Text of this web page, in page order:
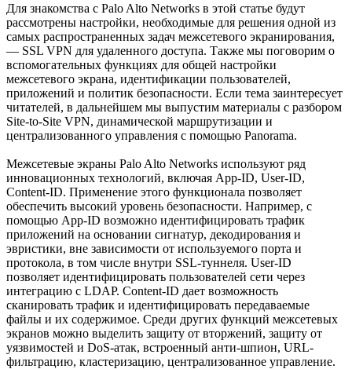
Для знакомства с Palo Alto Networks в этой статье будут
рассмотрены настройки, необходимые для решения одной из
самых распространенных задач межсетевого экранирования,
— SSL VPN для удаленного доступа. Также мы поговорим о
вспомогательных функциях для общей настройки
межсетевого экрана, идентификации пользователей,
приложений и политик безопасности. Если тема заинтересует
читателей, в дальнейшем мы выпустим материалы с разбором
Site-to-Site VPN, динамической маршрутизации и
централизованного управления с помощью Panorama.
Межсетевые экраны Palo Alto Networks используют ряд
инновационных технологий, включая App-ID, User-ID,
Content-ID. Применение этого функционала позволяет
обеспечить высокий уровень безопасности. Например, с
помощью App-ID возможно идентифицировать трафик
приложений на основании сигнатур, декодирования и
эвристики, вне зависимости от используемого порта и
протокола, в том числе внутри SSL-туннеля. User-ID
позволяет идентифицировать пользователей сети через
интеграцию с LDAP. Content-ID дает возможность
сканировать трафик и идентифицировать передаваемые
файлы и их содержимое. Среди других функций межсетевых
экранов можно выделить защиту от вторжений, защиту от
уязвимостей и DoS-атак, встроенный анти-шпион, URL-
фильтрацию, кластеризацию, централизованное управление.